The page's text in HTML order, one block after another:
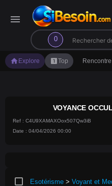
menu
0
search
home Explore looks_oneTop Rencontre
VOYANCE
Ref : C4U9XAMAXOox507Qw3iB
Date : 04/04/2026 00:00
crop_square Esotérisme > Voyant et